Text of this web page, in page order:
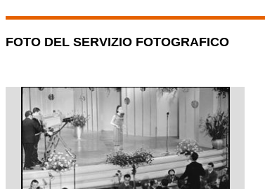
FOTO DEL SERVIZIO FOTOGRAFICO